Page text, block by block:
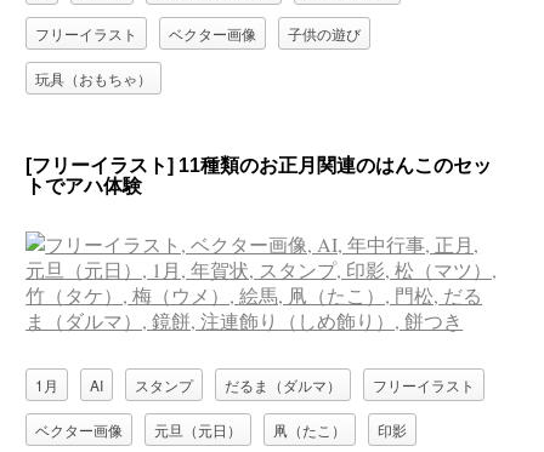
フリーイラスト ベクター画像 子供の遊び
玩具（おもちゃ）
[フリーイラスト] 11種類のお正月関連のはんこのセッ
トでアハ体験
1月 AI スタンプ だるま（ダルマ） フリーイラスト
ベクター画像 元旦（元日） 凧（たこ） 印影